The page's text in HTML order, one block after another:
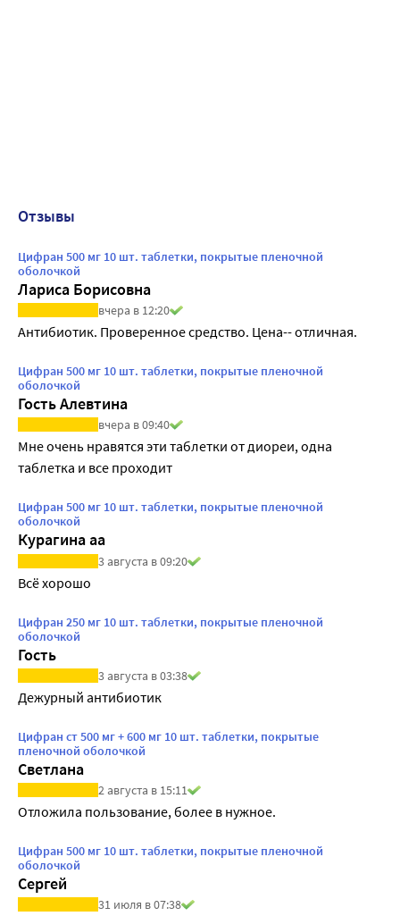
Отзывы
Цифран 500 мг 10 шт. таблетки, покрытые пленочной
оболочкой
Лариса Борисовна
вчера в 12:20
Антибиотик. Проверенное средство. Цена-- отличная.
Цифран 500 мг 10 шт. таблетки, покрытые пленочной
оболочкой
Гость Алевтина
вчера в 09:40
Мне очень нравятся эти таблетки от диореи, одна
таблетка и все проходит
Цифран 500 мг 10 шт. таблетки, покрытые пленочной
оболочкой
Курагина аа
3 августа в 09:20
Всё хорошо
Цифран 250 мг 10 шт. таблетки, покрытые пленочной
оболочкой
Гость
3 августа в 03:38
Дежурный антибиотик
Цифран ст 500 мг + 600 мг 10 шт. таблетки, покрытые
пленочной оболочкой
Светлана
2 августа в 15:11
Отложила пользование, более в нужное.
Цифран 500 мг 10 шт. таблетки, покрытые пленочной
оболочкой
Сергей
31 июля в 07:38